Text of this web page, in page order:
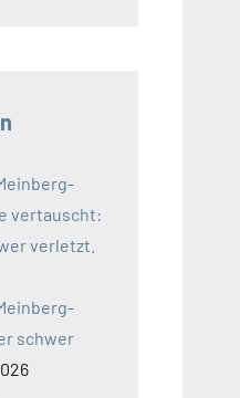
vertauscht:
verletzt.
schwer